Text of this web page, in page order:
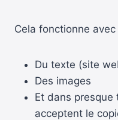
Cela fonctionne avec
Du texte (site
Des images
Et dans presque
acceptent le